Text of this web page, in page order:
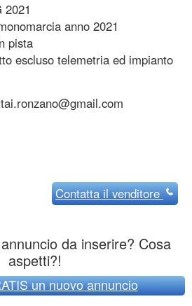
anno 2021
pista
escluso telemetria ed impianto
Contattail venditore
da inserire? Cosa
aspetti?!
un nuovo annuncio